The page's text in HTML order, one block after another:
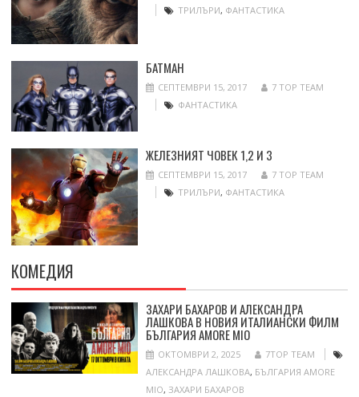
ТРИЛЪРИ, ФАНТАСТИКА
БАТМАН
СЕПТЕМВРИ 15, 2017
7 TOP TEAM
ФАНТАСТИКА
ЖЕЛЕЗНИЯТ ЧОВЕК 1,2 И 3
СЕПТЕМВРИ 15, 2017
7 TOP TEAM
ТРИЛЪРИ, ФАНТАСТИКА
КОМЕДИЯ
ЗАХАРИ БАХАРОВ И АЛЕКСАНДРА
ЛАШКОВА В НОВИЯ ИТАЛИАНСКИ ФИЛМ
БЪЛГАРИЯ AMORE MIO
ОКТОМВРИ 2, 2025
7TOP TEAM
АЛЕКСАНДРА ЛАШКОВА, БЪЛГАРИЯ AMORE
MIO, ЗАХАРИ БАХАРОВ